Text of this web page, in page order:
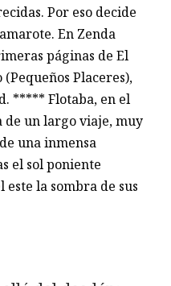
Por eso decide
En Zenda
páginas de El
Placeres),
***** Flotaba, en el
un largo viaje, muy
una inmensa
el sol poniente
este la sombra de sus